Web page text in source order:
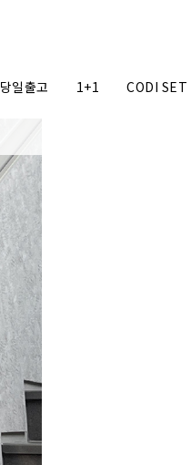
당일출고 1+1 CODI SET